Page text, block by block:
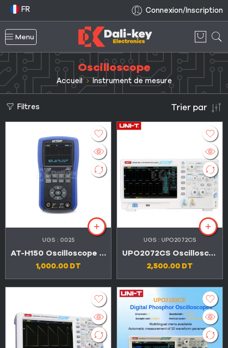
FR Connexion/Inscription
Menu
Oscilloscope
Accueil Instrument de mesure
Filtres Trier par
UGS : 0025
AT-H150 Oscilloscope numérique portable de haute qualité
1,000.00 DT
UGS : UPO2072CS
UPO2072CS Oscilloscope numérique Ultra Phosphore 70 mhz 2 Canaux
2,500.00 DT